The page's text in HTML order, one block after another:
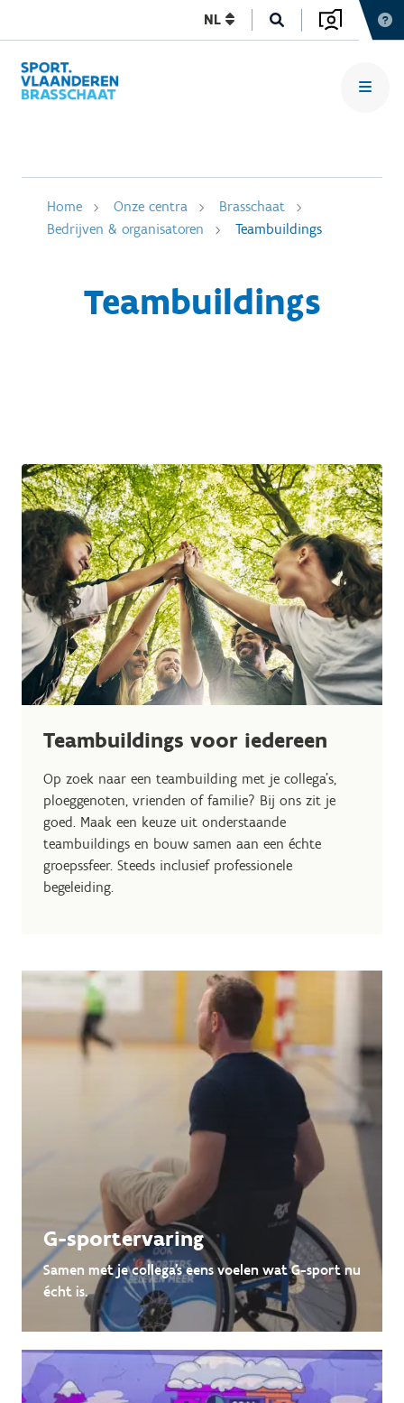
NL
Home Onze centra
Brasschaat
Bedrijven & organisatoren
Teambuildings
Teambuildings
Teambuildings voor iedereen
Op zoek naar een teambuilding met je collega's,
ploeggenoten, vrienden of familie? Bij ons zit je
goed. Maak een keuze uit onderstaande
teambuildings en bouw samen aan een échte
groepssfeer. Steeds inclusief professionele
begeleiding.
G-sportervaring
Samen met je collega's eens voelen wat G-sport nu
écht is.